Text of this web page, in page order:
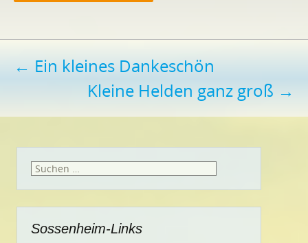
Beitragsnavigation
← Ein kleines Dankeschön
Kleine Helden ganz groß →
Suchen
Sossenheim-Links